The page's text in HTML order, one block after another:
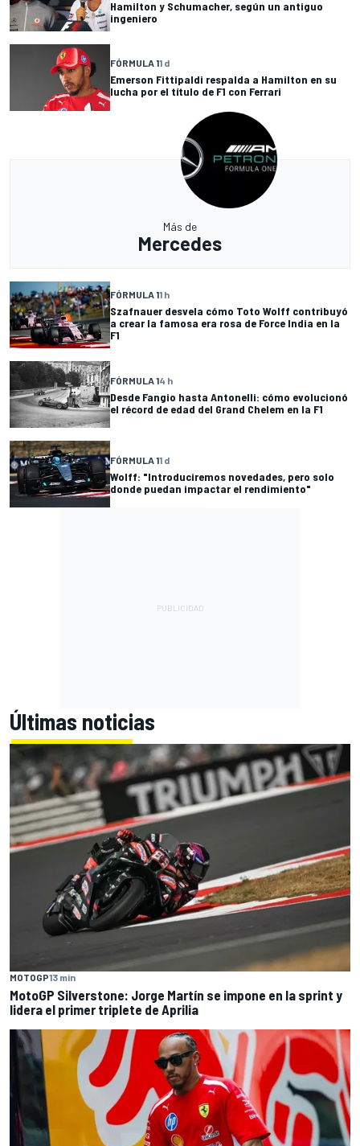
Hamilton y Schumacher, según un antiguo
ingeniero
FÓRMULA 11 d
Emerson Fittipaldi respalda a Hamilton en su
lucha por el título de F1 con Ferrari
Más de
Mercedes
FÓRMULA 11 h
Szafnauer desvela cómo Toto Wolff contribuyó
a crear la famosa era rosa de Force India en la
F1
FÓRMULA 14 h
Desde Fangio hasta Antonelli: cómo evolucionó
el récord de edad del Grand Chelem en la F1
FÓRMULA 11 d
Wolff: "Introduciremos novedades, pero solo
donde puedan impactar el rendimiento"
Últimas noticias
MOTOGP13 min
MotoGP Silverstone: Jorge Martín se impone en la sprint y
lidera el primer triplete de Aprilia